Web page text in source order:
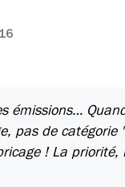
émissions…
pas de catégorie
! La